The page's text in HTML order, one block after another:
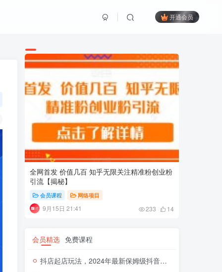
开通会员
全网首发 价值几百 知乎无限关注精准粉创业粉
引流【揭秘】
会员课程 网络项目
9月15日 21:41 233 14
会员精选 免费课程
抖店起店玩法，2024年最新保姆级抖音小店开店教程（26节视频课）